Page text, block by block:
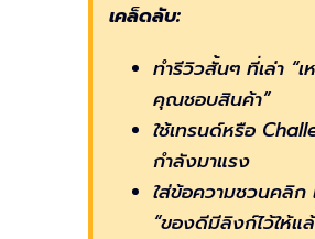
เคล็ดลับ:
ทำรีวิวสั้นๆ ที่เล่า “
คุณชอบสินค้า”
ใช้เทรนด์หรือ
กำลังมาแรง
ใส่ข้อความชวนคลิก
“ของดีมีลิงก์ไว้ให้แ